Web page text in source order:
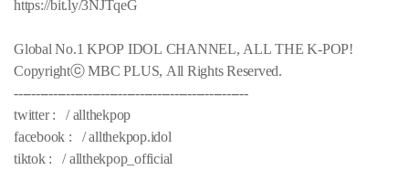
https://bit.ly/3NJTqeG
Global No.1 KPOP IDOL CHANNEL, ALL THE K-POP!
Copyrightⓒ MBC PLUS, All Rights Reserved.
------------------------------------------------------
twitter : / allthekpop
facebook : / allthekpop.idol
tiktok : / allthekpop_official